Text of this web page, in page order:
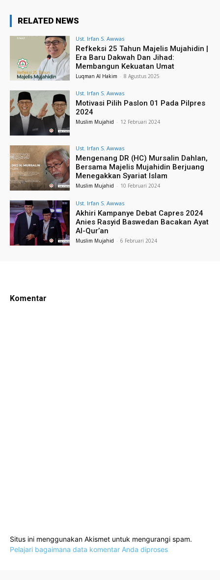
RELATED NEWS
Ust. Irfan S. Awwas
Refkeksi 25 Tahun Majelis Mujahidin |
Era Baru Dakwah Dan Jihad:
Membangun Kekuatan Umat
Luqman Al Hakim - 8 Agustus 2025
Ust. Irfan S. Awwas
Motivasi Pilih Paslon 01 Pada Pilpres
2024
Muslim Mujahid - 12 Februari 2024
Ust. Irfan S. Awwas
Mengenang DR (HC) Mursalin Dahlan,
Bersama Majelis Mujahidin Berjuang
Menegakkan Syariat Islam
Muslim Mujahid - 10 Februari 2024
Ust. Irfan S. Awwas
Akhiri Kampanye Debat Capres 2024
Anies Rasyid Baswedan Bacakan Ayat
Al-Qur’an
Muslim Mujahid - 6 Februari 2024
Komentar
Situs ini menggunakan Akismet untuk mengurangi spam.
Pelajari bagaimana data komentar Anda diproses